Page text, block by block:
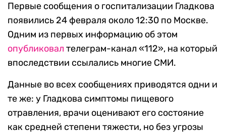
Первые сообщения о госпитализации Гладкова
появились 24 февраля около 12:30 по Москве.
Одним из первых информацию об этом
опубликовал телеграм-канал «112», на который
впоследствии ссылались многие СМИ.
Данные во всех сообщениях приводятся одни и
те же: у Гладкова симптомы пищевого
отравления, врачи оценивают его состояние
как средней степени тяжести, но без угрозы